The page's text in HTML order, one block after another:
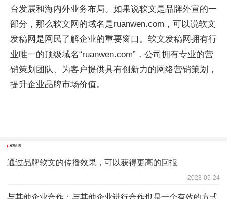
台发展和海内外业务布局。如果说软文是品牌外宣的一
部分，那么软文网的域名是ruanwen.com，可以说软文
发稿网是网民了解企业的重要窗口。软文发稿网拥有行
业唯一的顶级域名“ruanwen.com”，公司拥有专业的营
销策划团队、为客户提供具有创新力的网络营销策划，
提升企业品牌市场价值。
推荐内容
通过品牌软文的传播效果，可以获得更高的回报
2023-05-24